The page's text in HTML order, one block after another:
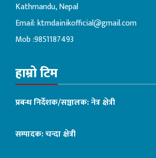
Kathmandu, Nepal
Email:ktmdainikofficial@gmail.com
Mob :9851187493
हाम्रो टिम
प्रबन्ध निर्देशक/सञ्चालक: नेत्र क्षेत्री
सम्पादक: चन्दा क्षेत्री